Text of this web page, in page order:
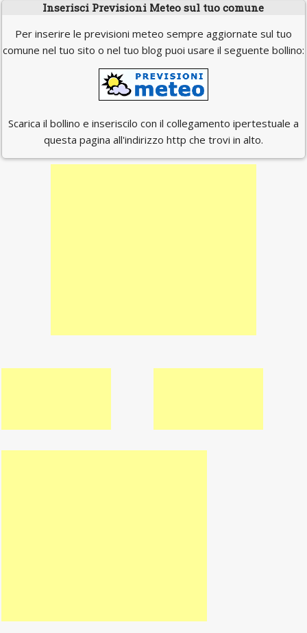
Inserisci Previsioni Meteo sul tuo comune
Per inserire le previsioni meteo sempre aggiornate sul tuo
comune nel tuo sito o nel tuo blog puoi usare il seguente bollino:
Scarica il bollino e inseriscilo con il collegamento ipertestuale a
questa pagina all'indirizzo http che trovi in alto.